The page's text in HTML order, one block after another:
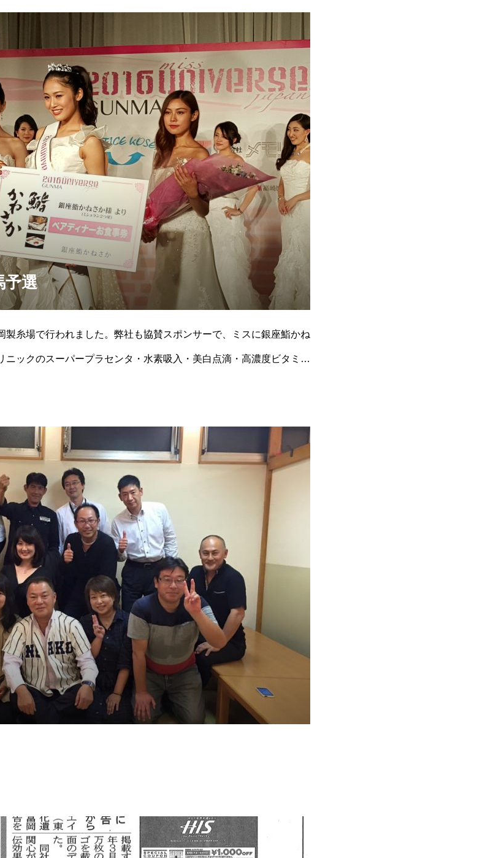
予選
製糸場で行われました。弊社も協賛スポンサーで、ミスに銀座鮨かね
ニックのスーパープラセンタ・水素吸入・美白点滴・高濃度ビタミン